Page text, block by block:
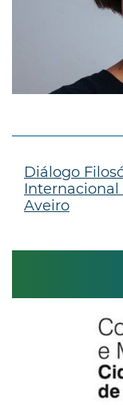
Diálogo
Aveiro